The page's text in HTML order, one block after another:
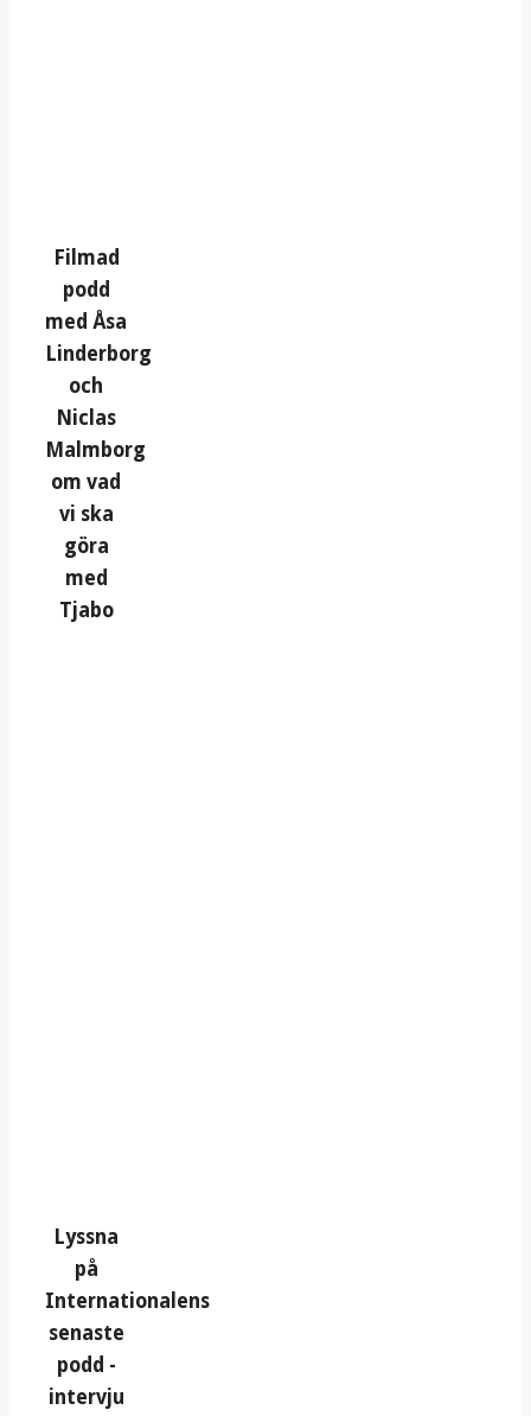
Filmad
podd
med Åsa
Linderborg
och
Niclas
Malmborg
om vad
vi ska
göra
med
Tjabo
Lyssna
på
Internationalens
senaste
podd -
intervju